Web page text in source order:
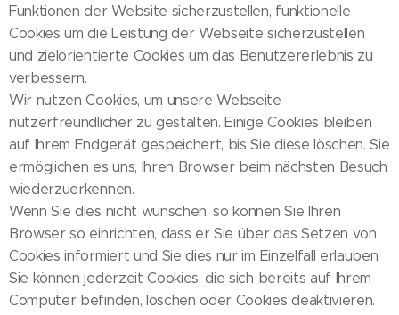
Funktionen der Website sicherzustellen, funktionelle
Cookies um die Leistung der Webseite sicherzustellen
und zielorientierte Cookies um das Benutzererlebnis zu
verbessern.
Wir nutzen Cookies, um unsere Webseite
nutzerfreundlicher zu gestalten. Einige Cookies bleiben
auf Ihrem Endgerät gespeichert, bis Sie diese löschen. Sie
ermöglichen es uns, Ihren Browser beim nächsten Besuch
wiederzuerkennen.
Wenn Sie dies nicht wünschen, so können Sie Ihren
Browser so einrichten, dass er Sie über das Setzen von
Cookies informiert und Sie dies nur im Einzelfall erlauben.
Sie können jederzeit Cookies, die sich bereits auf Ihrem
Computer befinden, löschen oder Cookies deaktivieren.